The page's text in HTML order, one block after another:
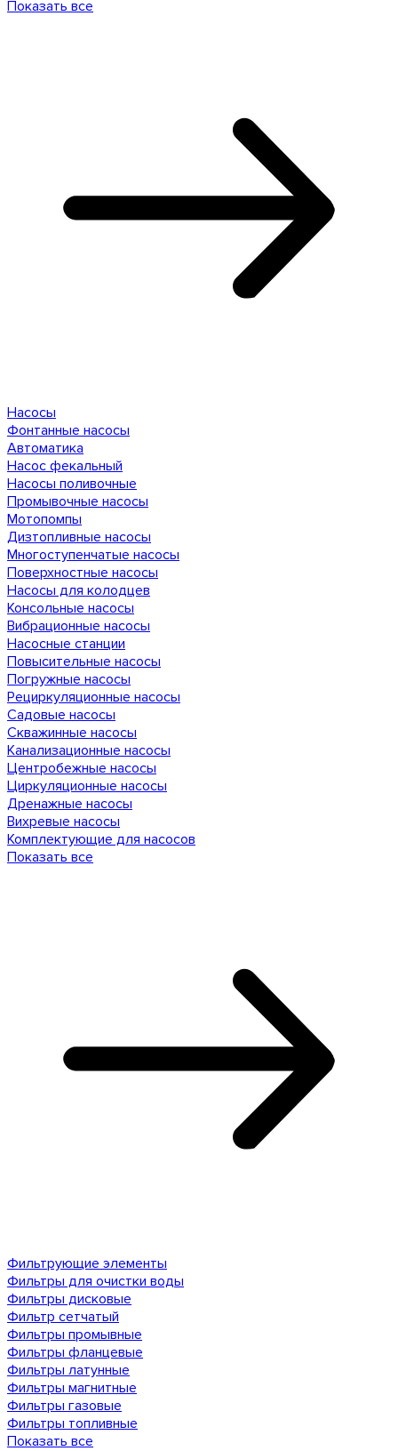
Показать все
Насосы
Фонтанные насосы
Автоматика
Насос фекальный
Насосы поливочные
Промывочные насосы
Мотопомпы
Дизтопливные насосы
Многоступенчатые насосы
Поверхностные насосы
Насосы для колодцев
Консольные насосы
Вибрационные насосы
Насосные станции
Повысительные насосы
Погружные насосы
Рециркуляционные насосы
Садовые насосы
Скважинные насосы
Канализационные насосы
Центробежные насосы
Циркуляционные насосы
Дренажные насосы
Вихревые насосы
Комплектующие для насосов
Показать все
Фильтрующие элементы
Фильтры для очистки воды
Фильтры дисковые
Фильтр сетчатый
Фильтры промывные
Фильтры фланцевые
Фильтры латунные
Фильтры магнитные
Фильтры газовые
Фильтры топливные
Показать все